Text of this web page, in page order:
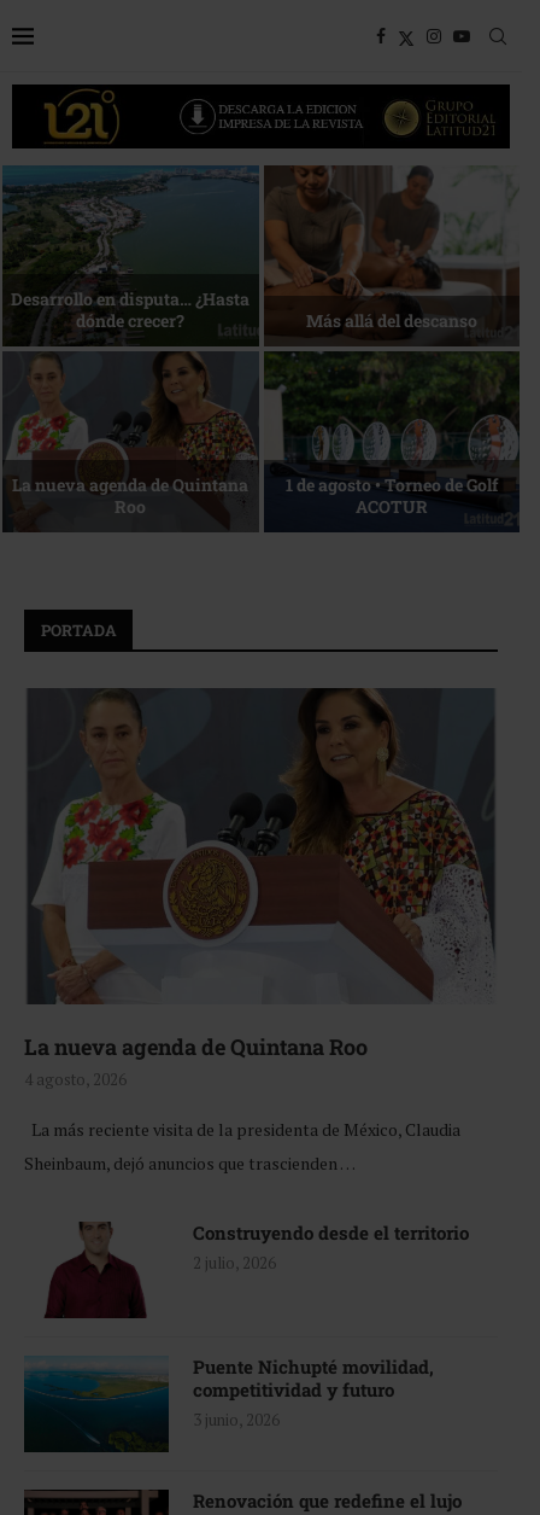
Bottega, un viaje servido a la
mesa
Energía que Impulsa la
competitividad
Reconocimiento de viajeros La esencia del servicio
PORTADA
La nueva agenda de Quintana Roo
4 agosto, 2026
La más reciente visita de la presidenta de México, Claudia
Sheinbaum, dejó anuncios que trascienden …
Construyendo desde el territorio
2 julio, 2026
Puente Nichupté movilidad,
competitividad y futuro
3 junio, 2026
Renovación que redefine el lujo